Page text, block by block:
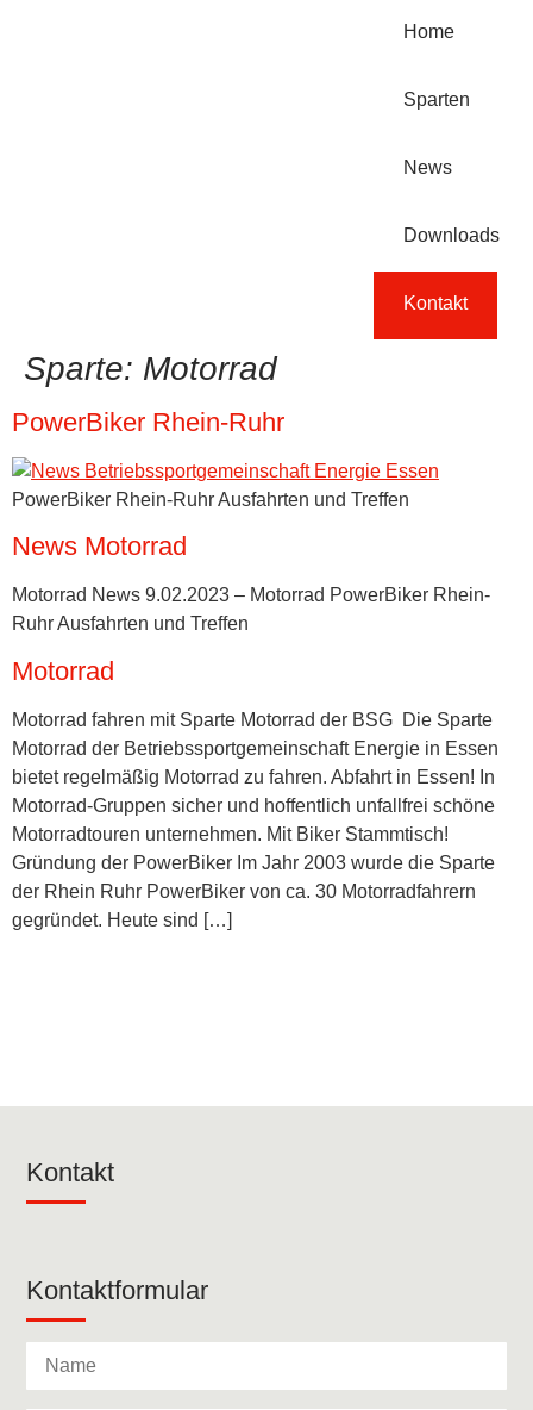
Home
Sparten
News
Downloads
Kontakt
Sparte: Motorrad
PowerBiker Rhein-Ruhr
PowerBiker Rhein-Ruhr Ausfahrten und Treffen
News Motorrad
Motorrad News 9.02.2023 – Motorrad PowerBiker Rhein-
Ruhr Ausfahrten und Treffen
Motorrad
Motorrad fahren mit Sparte Motorrad der BSG Die Sparte
Motorrad der Betriebssportgemeinschaft Energie in Essen
bietet regelmäßig Motorrad zu fahren. Abfahrt in Essen! In
Motorrad-Gruppen sicher und hoffentlich unfallfrei schöne
Motorradtouren unternehmen. Mit Biker Stammtisch!
Gründung der PowerBiker Im Jahr 2003 wurde die Sparte
der Rhein Ruhr PowerBiker von ca. 30 Motorradfahrern
gegründet. Heute sind […]
Kontakt
Kontaktformular